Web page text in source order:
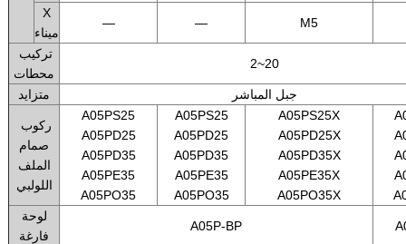
X
ميناء
— — M5
محطات
2~20
متزايد جبل المباشر
صمام
الملف
اللولبي
A05PS25
A05PD25
A05PD35
A05PE35
A05PO35
A05PS25
A05PD25
A05PD35
A05PE35
A05PO35
A05PS25X
A05PD25X
A05PD35X
A05PE35X
A05PO35X
لوحة
فارغة
A05P-BP